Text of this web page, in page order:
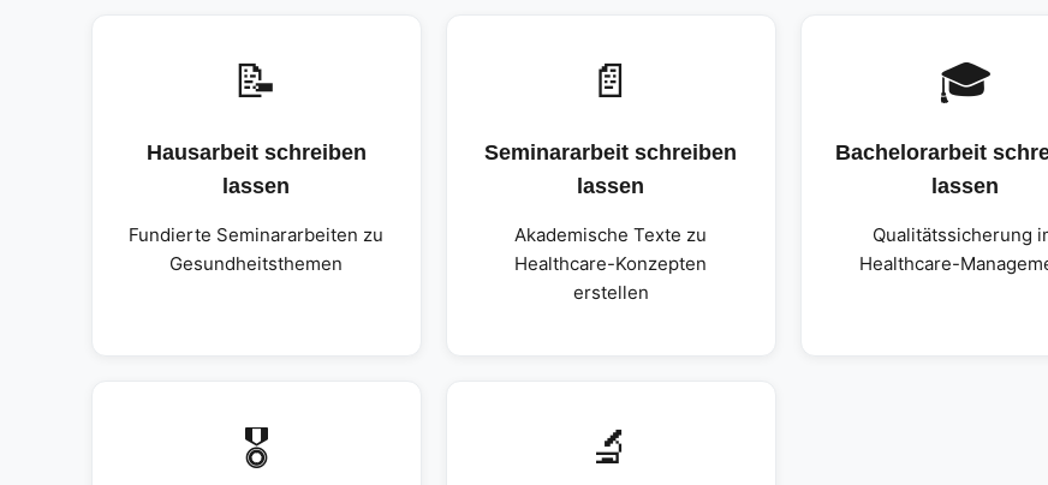
📝
Hausarbeit schreiben
lassen
Fundierte Seminararbeiten zu
Gesundheitsthemen
📄
Seminararbeit schreiben
lassen
Akademische Texte zu
Healthcare-Konzepten
erstellen
🎓
Bachelorarbeit
lassen
Qualitätssicherung
Healthcare-
🎖️ 🔬